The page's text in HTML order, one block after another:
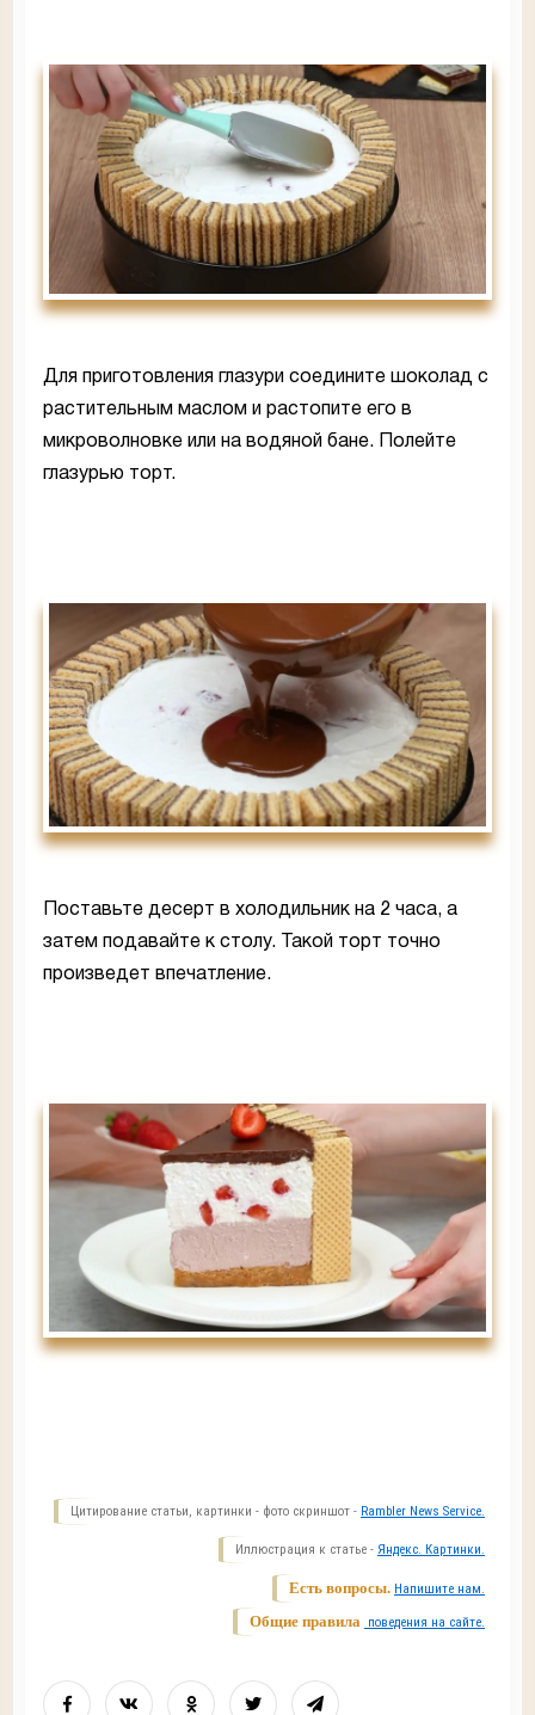
Для приготовления глазури соедините шоколад с
растительным маслом и растопите его в
микроволновке или на водяной бане. Полейте
глазурью торт.
Поставьте десерт в холодильник на 2 часа, а
затем подавайте к столу. Такой торт точно
произведет впечатление.
Цитирование статьи, картинки - фото скриншот - Rambler News Service.
Иллюстрация к статье - Яндекс. Картинки.
Есть вопросы. Напишите нам.
Общие правила поведения на сайте.